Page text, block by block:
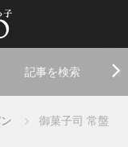
記事を検索
御菓子司 常盤